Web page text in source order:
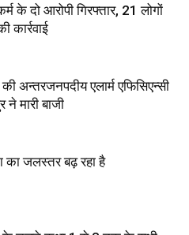
के दो आरोपी गिरफ्तार, 21 लोगों
कार्रवाई
अन्तरजनपदीय एलार्म एफिसिएन्सी
ने मारी बाजी
का जलस्तर बढ़ रहा है